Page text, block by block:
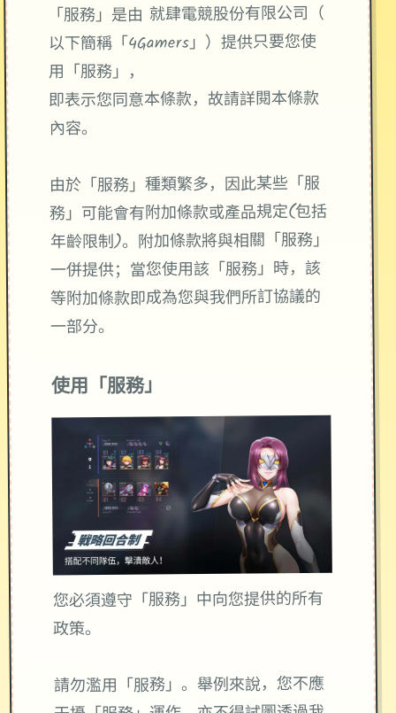
「服務」是由 就肆電競股份有限公司（
以下簡稱「4Gamers」）提供只要您使
用「服務」，
即表示您同意本條款，故請詳閱本條款
內容。
由於「服務」種類繁多，因此某些「服
務」可能會有附加條款或產品規定(包括
年齡限制)。附加條款將與相關「服務」
一併提供；當您使用該「服務」時，該
等附加條款即成為您與我們所訂協議的
一部分。
使用「服務」
您必須遵守「服務」中向您提供的所有
政策。
請勿濫用「服務」。舉例來說，您不應